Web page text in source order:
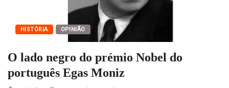
HISTÓRIA OPINIÃO
O lado negro do prémio Nobel do
português Egas Moniz